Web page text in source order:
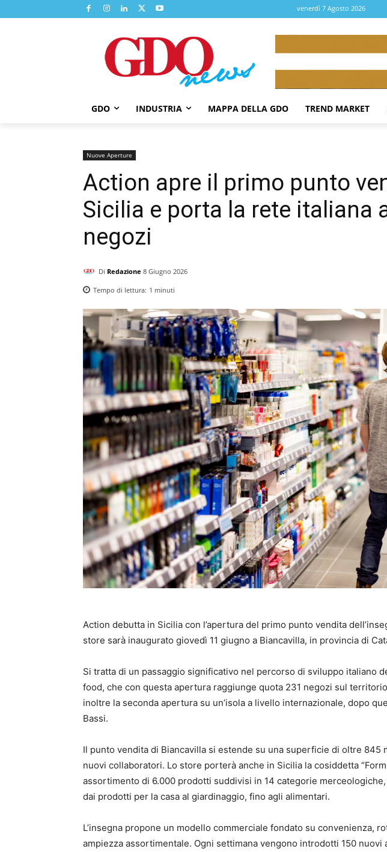
venerdì 7 Agosto 2026
GDO INDUSTRIA MAPPA DELLA GDO TREND MARKET
Nuove Aperture
Action apre il primo punto
Sicilia e porta la rete italiana
negozi
Di Redazione 8 Giugno 2026
Tempo di lettura: 1 minuti
Action debutta in Sicilia con l’apertura del primo punto vendita
store sarà inaugurato giovedì 11 giugno a Biancavilla, in provincia di
Si tratta di un passaggio significativo nel percorso di sviluppo italiano
food, che con questa apertura raggiunge quota 231 negozi sul
inoltre la seconda apertura su un’isola a livello internazionale, dopo
Bassi.
Il punto vendita di Biancavilla si estende su una superficie di oltre 845
nuovi collaboratori. Lo store porterà anche in Sicilia la cosiddetta
assortimento di 6.000 prodotti suddivisi in 14 categorie
dai prodotti per la casa al giardinaggio, fino agli alimentari.
L’insegna propone un modello commerciale fondato su convenienza,
ampiezza assortimentale. Ogni settimana vengono introdotti 150